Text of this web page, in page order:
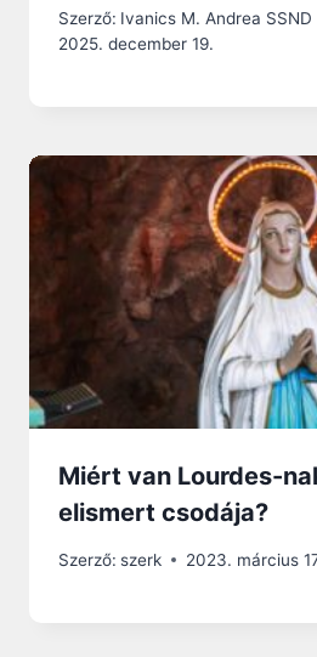
Szerző: Ivanics M. Andrea SSND
2025. december 19.
Miért van Lourdes-
elismert csodája?
Szerző: szerk 2023. március